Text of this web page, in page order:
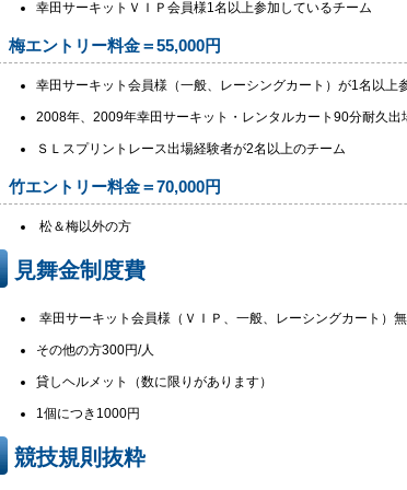
幸田サーキットＶＩＰ会員様1名以上参加しているチーム
梅エントリー料金＝55,000円
幸田サーキット会員様（一般、レーシングカート）が1名以上
2008年、2009年幸田サーキット・レンタルカート90分耐久出
ＳＬスプリントレース出場経験者が2名以上のチーム
竹エントリー料金＝70,000円
松＆梅以外の方
見舞金制度費
幸田サーキット会員様（ＶＩＰ、一般、レーシングカート）
その他の方300円/人
貸しヘルメット（数に限りがあります）
1個につき1000円
競技規則抜粋